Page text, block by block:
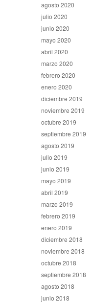
agosto 2020
julio 2020
junio 2020
mayo 2020
abril 2020
marzo 2020
febrero 2020
enero 2020
diciembre 2019
noviembre 2019
octubre 2019
septiembre 2019
agosto 2019
julio 2019
junio 2019
mayo 2019
abril 2019
marzo 2019
febrero 2019
enero 2019
diciembre 2018
noviembre 2018
octubre 2018
septiembre 2018
agosto 2018
junio 2018